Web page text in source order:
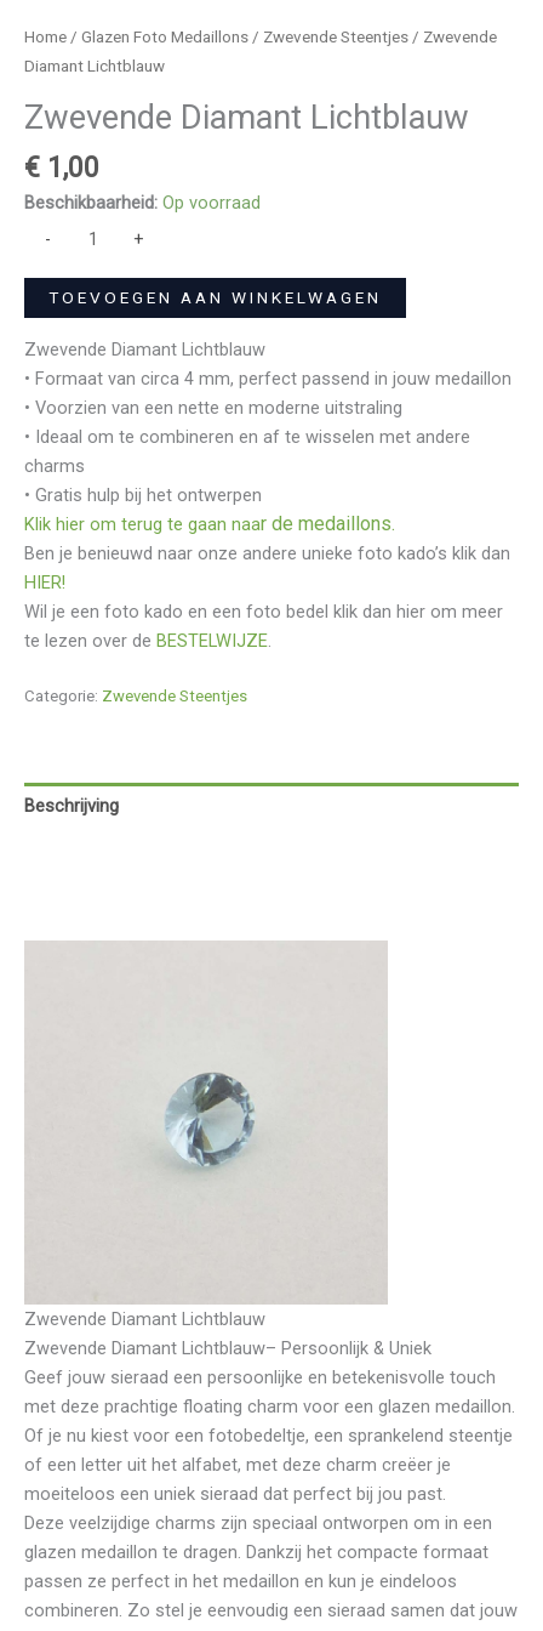
Home / Glazen Foto Medaillons / Zwevende Steentjes / Zwevende
Diamant Lichtblauw
Zwevende Diamant Lichtblauw
€ 1,00
Beschikbaarheid: Op voorraad
-
+
TOEVOEGEN AAN WINKELWAGEN
Zwevende Diamant Lichtblauw
• Formaat van circa 4 mm, perfect passend in jouw medaillon
• Voorzien van een nette en moderne uitstraling
• Ideaal om te combineren en af te wisselen met andere
charms
• Gratis hulp bij het ontwerpen
Klik hier om terug te gaan naar de medaillons.
Ben je benieuwd naar onze andere unieke foto kado’s klik dan
HIER!
Wil je een foto kado en een foto bedel klik dan hier om meer
te lezen over de BESTELWIJZE.
Categorie: Zwevende Steentjes
Beschrijving
Zwevende Diamant Lichtblauw
Zwevende Diamant Lichtblauw– Persoonlijk & Uniek
Geef jouw sieraad een persoonlijke en betekenisvolle touch
met deze prachtige floating charm voor een glazen medaillon.
Of je nu kiest voor een fotobedeltje, een sprankelend steentje
of een letter uit het alfabet, met deze charm creëer je
moeiteloos een uniek sieraad dat perfect bij jou past.
Deze veelzijdige charms zijn speciaal ontworpen om in een
glazen medaillon te dragen. Dankzij het compacte formaat
passen ze perfect in het medaillon en kun je eindeloos
combineren. Zo stel je eenvoudig een sieraad samen dat jouw